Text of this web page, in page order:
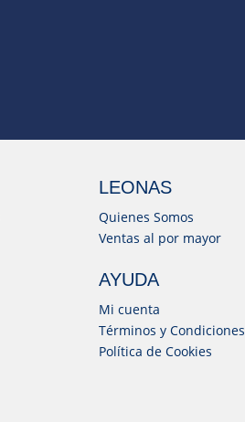
LEONAS
Quienes Somos
Ventas al por mayor
AYUDA
Mi cuenta
Términos y Condiciones
Política de Cookies